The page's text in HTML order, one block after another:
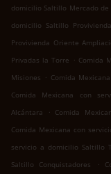
domicilio Saltillo Mercado de
domicilio Saltillo Provivienda
Provivienda Oriente
Privadas la Torre . Comida
Misiones . Comida
Comida Mexicana con
Alcántara
. Comida
Comida Mexicana con
servicio a domicilio Saltillo
Saltillo Conquistadores
.